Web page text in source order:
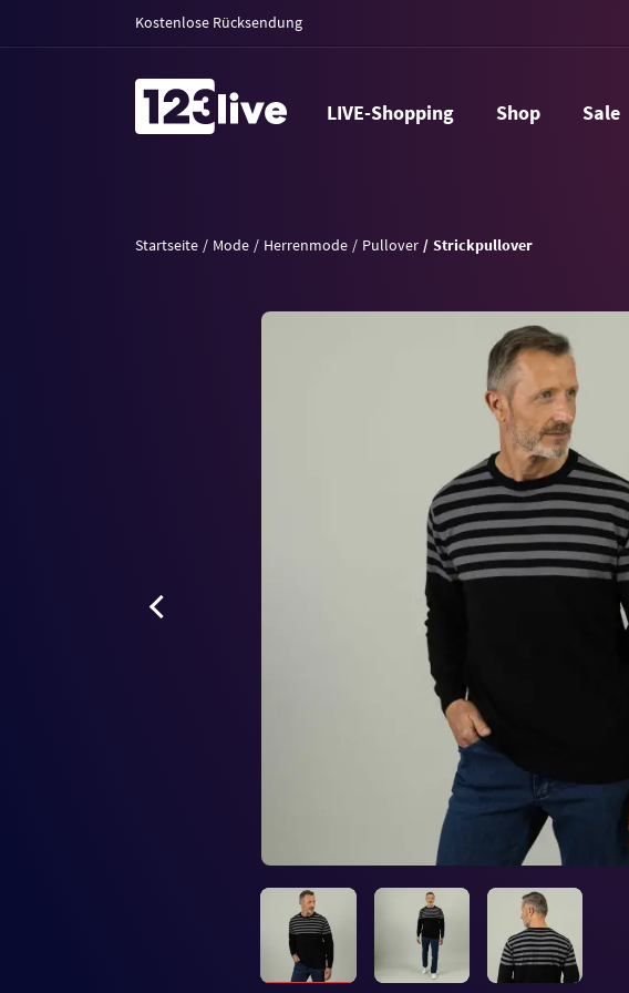
Kostenlose Rücksendung
LIVE-Shopping Shop Sale
Startseite Mode Herrenmode Pullover Strickpullover